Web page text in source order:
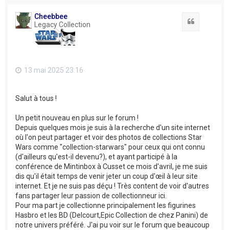
Cheebbee
Legacy Collection
13 mai 2025 23:16
Salut à tous !
Un petit nouveau en plus sur le forum !
Depuis quelques mois je suis à la recherche d'un site internet
où l'on peut partager et voir des photos de collections Star
Wars comme "collection-starwars" pour ceux qui ont connu
(d'ailleurs qu'est-il devenu?), et ayant participé à la
conférence de Mintinbox à Cusset ce mois d'avril, je me suis
dis qu'il était temps de venir jeter un coup d'œil à leur site
internet. Et je ne suis pas déçu ! Très content de voir d'autres
fans partager leur passion de collectionneur ici.
Pour ma part je collectionne principalement les figurines
Hasbro et les BD (Delcourt,Epic Collection de chez Panini) de
notre univers préféré. J'ai pu voir sur le forum que beaucoup